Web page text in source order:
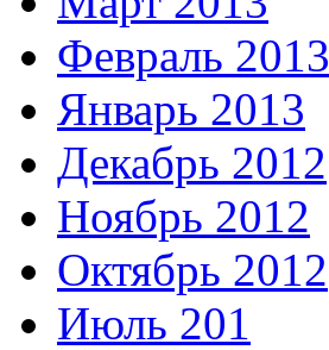
Февраль 2013
Январь 2013
Декабрь 2012
Ноябрь 2012
Октябрь 2012
Июль 201